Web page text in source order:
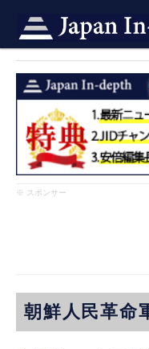
※ スポンサー
朝鮮人民革命